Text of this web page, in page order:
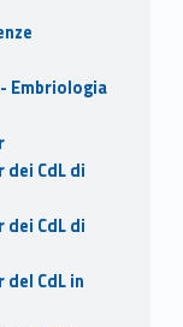
Embriologia
CdL di
CdL di
CdL in